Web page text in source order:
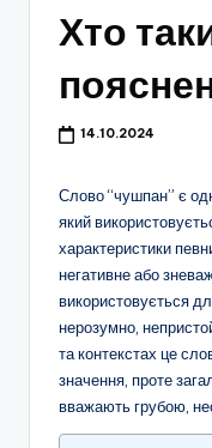
Хто
14.10.2024
Слово “чушпан” є
який
характеристики
негативне або
використовується
нерозумно,
та контекстах це
значення, проте
вважають грубою,